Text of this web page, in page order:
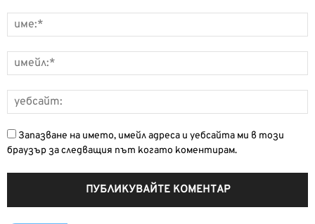
Запазване на името, имейл адреса и уебсайта ми в този
браузър за следващия път когато коментирам.